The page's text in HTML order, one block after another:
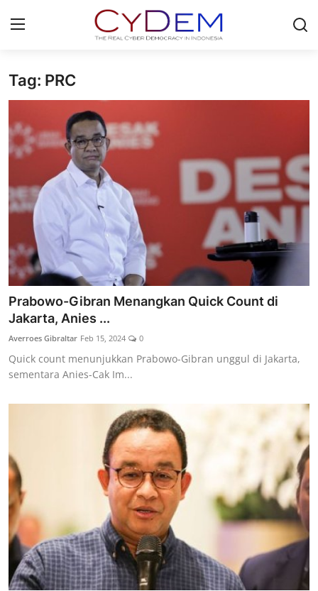
Login
Home
News
Contact
Politik
Redaksi
Olahraga
Nasional
Lainya
Tag: PRC
Prabowo-Gibran Menangkan Quick Count di
Jakarta, Anies ...
Averroes Gibraltar Feb 15, 2024 0
Quick count menunjukkan Prabowo-Gibran unggul di Jakarta,
sementara Anies-Cak Im...